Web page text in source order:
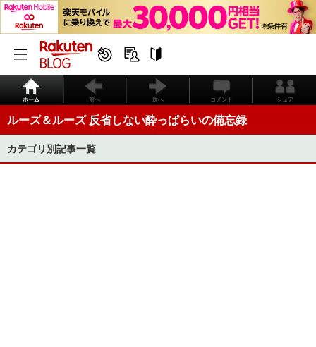
ホーム 前へ 次へ コメント シェア
ルーズ＆ルーズ 反省しない酔っぱらいの備忘録
カテゴリ別記事一覧